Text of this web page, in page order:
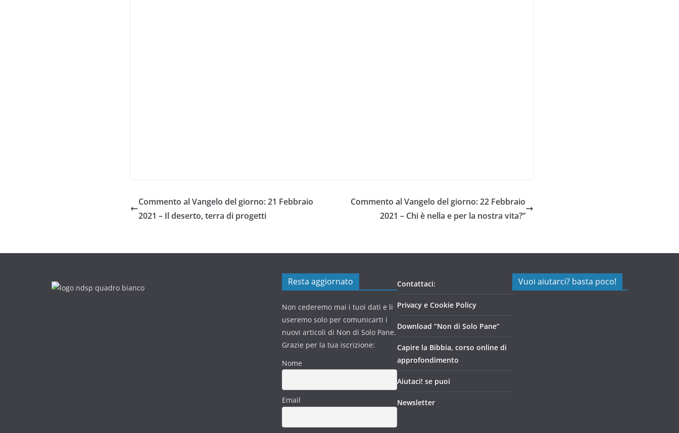
Commento al Vangelo del giorno: 21 Febbraio
2021 – Il deserto, terra di progetti
Commento al Vangelo del giorno: 22 Febbraio
2021 – Chi è nella e per la nostra vita?”
Resta aggiornato
Non cederemo mai i tuoi dati e li
useremo solo per comunicarti i
nuovi articoli di Non di Solo Pane.
Grazie per la tua iscrizione:
Nome
Email
Contattaci:
Privacy e Cookie Policy
Download “Non di Solo Pane”
Capire la Bibbia, corso online di
approfondimento
Aiutaci! se puoi
Newsletter
Vuoi aiutarci? basta poco!